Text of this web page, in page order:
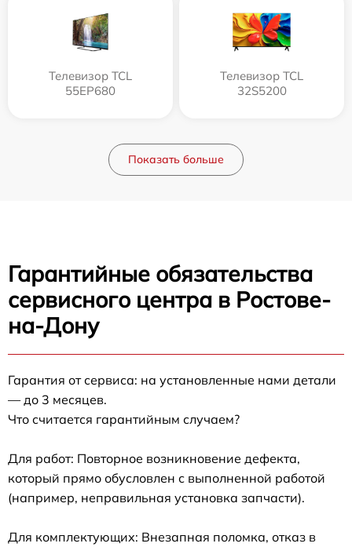
Телевизор TCL
55EP680
Телевизор TCL
32S5200
Показать больше
Гарантийные обязательства
сервисного центра в Ростове-
на-Дону
Гарантия от сервиса: на установленные нами детали
— до 3 месяцев.
Что считается гарантийным случаем?
Для работ: Повторное возникновение дефекта,
который прямо обусловлен с выполненной работой
(например, неправильная установка запчасти).
Для комплектующих: Внезапная поломка, отказ в